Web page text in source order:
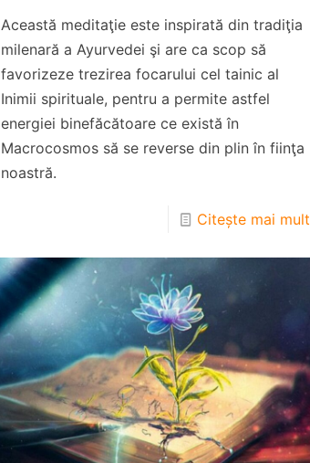
Această meditaţie este inspirată din tradiţia
milenară a Ayurvedei şi are ca scop să
favorizeze trezirea focarului cel tainic al
Inimii spirituale, pentru a permite astfel
energiei binefăcătoare ce există în
Macrocosmos să se reverse din plin în fiinţa
noastră.
Citește mai mult